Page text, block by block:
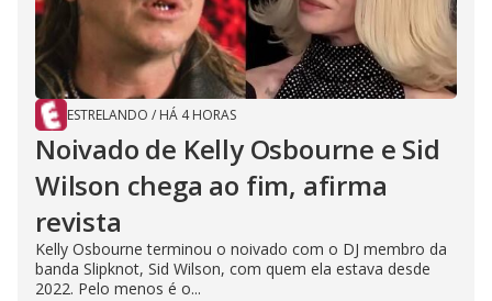
ESTRELANDO / HÁ 4 HORAS
Noivado de Kelly Osbourne e Sid
Wilson chega ao fim, afirma
revista
Kelly Osbourne terminou o noivado com o DJ membro da
banda Slipknot, Sid Wilson, com quem ela estava desde
2022. Pelo menos é o...